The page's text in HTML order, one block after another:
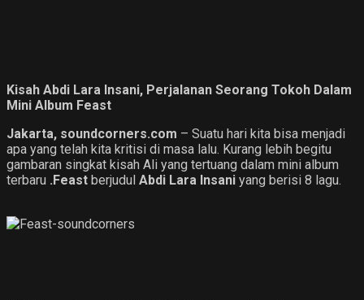
Kisah Abdi Lara Insani, Perjalanan Seorang Tokoh Dalam
Mini Album Feast
Jakarta, soundcorners.com – Suatu hari kita bisa menjadi
apa yang telah kita kritisi di masa lalu. Kurang lebih begitu
gambaran singkat kisah Ali yang tertuang dalam mini album
terbaru .Feast berjudul Abdi Lara Insani yang berisi 8 lagu.